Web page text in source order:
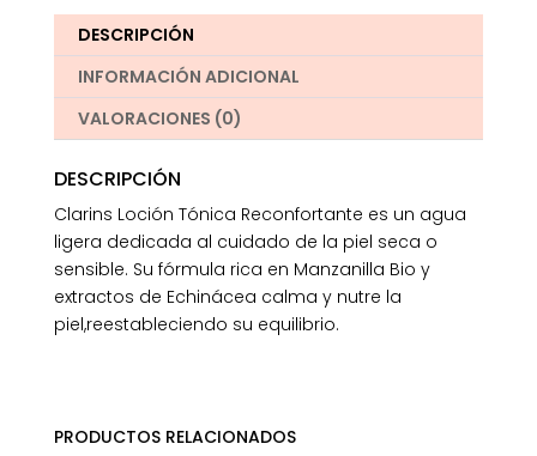
DESCRIPCIÓN
INFORMACIÓN ADICIONAL
VALORACIONES (0)
DESCRIPCIÓN
Clarins Loción Tónica Reconfortante es un agua
ligera dedicada al cuidado de la piel seca o
sensible. Su fórmula rica en Manzanilla Bio y
extractos de Echinácea calma y nutre la
piel,reestableciendo su equilibrio.
PRODUCTOS RELACIONADOS